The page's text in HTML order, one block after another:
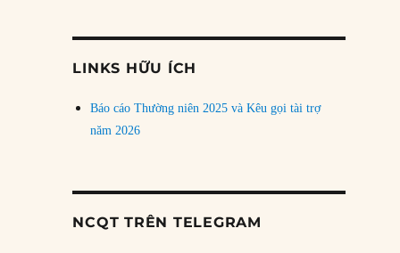
LINKS HỮU ÍCH
Báo cáo Thường niên 2025 và Kêu gọi tài trợ
năm 2026
NCQT TRÊN TELEGRAM